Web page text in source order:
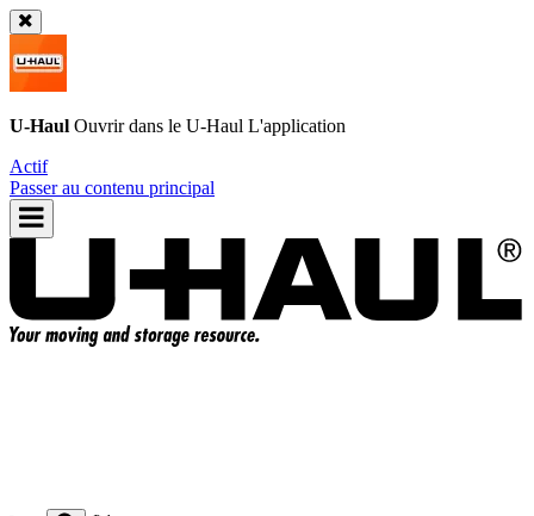
U-Haul Ouvrir dans le U-Haul L'application
Actif
Passer au contenu principal